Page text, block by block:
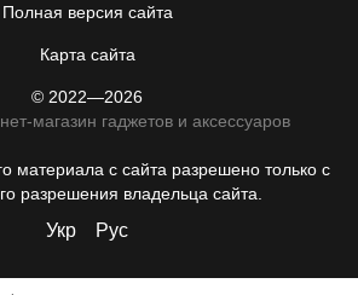
Полная версия сайта
Карта сайта
© 2022—2026
магазин гаджетов и аксессуаров
материала с сайта разрешено только с
разрешения владельца сайта.
Укр Рус